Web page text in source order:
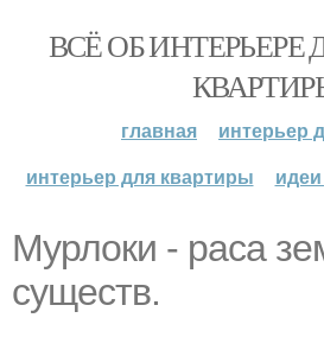
ВСЁ ОБ
главная
интерьер
интерьер для квартиры
Мурлоки - раса
существ.